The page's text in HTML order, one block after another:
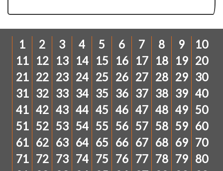
1 2 3 4 5 6 7 8 9
10
11
12 13 14 15 16 17 18 19 20
21 22 23 24 25 26 27 28 29 30
31 32 33 34 35 36 37 38 39 40
41 42 43 44 45 46 47 48 49 50
51 52 53 54 55 56 57 58 59 60
61 62 63 64 65 66 67 68 69 70
71 72 73 74 75 76 77 78 79 80